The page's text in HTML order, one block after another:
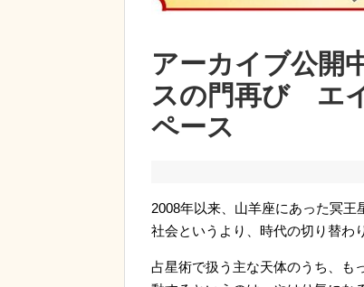
アーカイブ公開
スの門再び エ
ペース
2008年以来、山羊座にあった冥王
社会というより、時代の切り替わ
占星術で扱う主な天体のうち、も